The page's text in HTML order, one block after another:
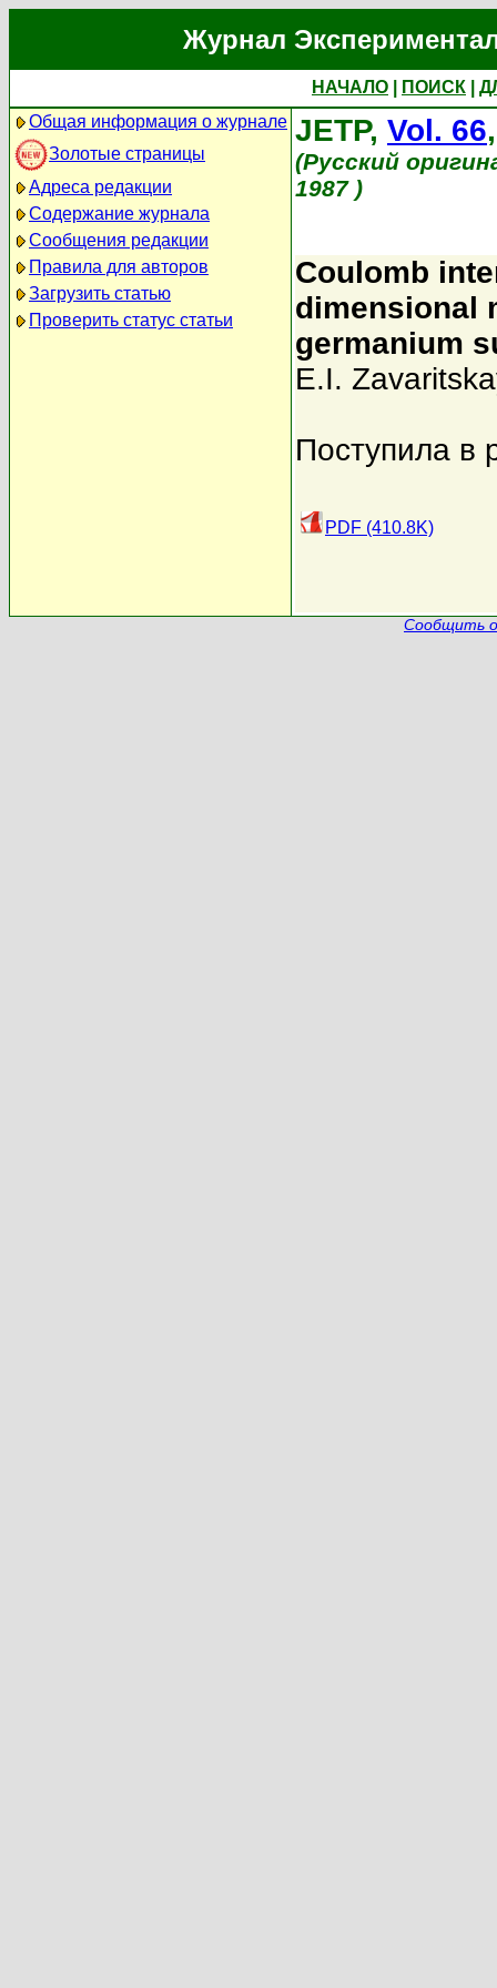
Журнал
НАЧАЛО ПОИСК
Общая информация о журнале
Золотые страницы
Адреса редакции
Содержание журнала
Сообщения редакции
Правила для авторов
Загрузить статью
Проверить статус статьи
JETP, Vol. 66
(Русский
1987 )
Coulomb
dimensional
germanium
E.I.
Поступила в
PDF (410.8K)
Сообщить о